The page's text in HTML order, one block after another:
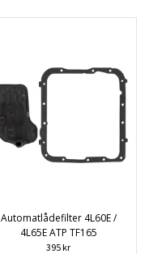
Automatlådefilter 4L60E /
4L65E ATP TF165
395 kr